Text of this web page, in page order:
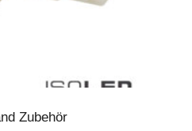
Zubehör